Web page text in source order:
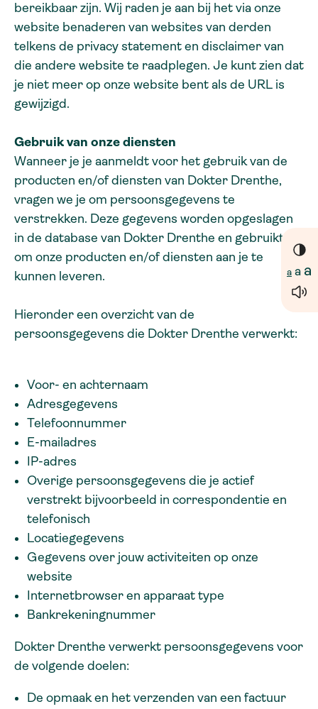
a a a
bereikbaar zijn. Wij raden je aan bij het via onze
website benaderen van websites van derden
telkens de privacy statement en disclaimer van
die andere website te raadplegen. Je kunt zien dat
je niet meer op onze website bent als de URL is
gewijzigd.
Gebruik van onze diensten
Wanneer je je aanmeldt voor het gebruik van de
producten en/of diensten van Dokter Drenthe,
vragen we je om persoonsgegevens te
verstrekken. Deze gegevens worden opgeslagen
in de database van Dokter Drenthe en gebruikt
om onze producten en/of diensten aan je te
kunnen leveren.
Hieronder een overzicht van de
persoonsgegevens die Dokter Drenthe verwerkt:
Voor- en achternaam
Adresgegevens
Telefoonnummer
E-mailadres
IP-adres
Overige persoonsgegevens die je actief
verstrekt bijvoorbeeld in correspondentie en
telefonisch
Locatiegegevens
Gegevens over jouw activiteiten op onze
website
Internetbrowser en apparaat type
Bankrekeningnummer
Dokter Drenthe verwerkt persoonsgegevens voor
de volgende doelen:
De opmaak en het verzenden van een factuur